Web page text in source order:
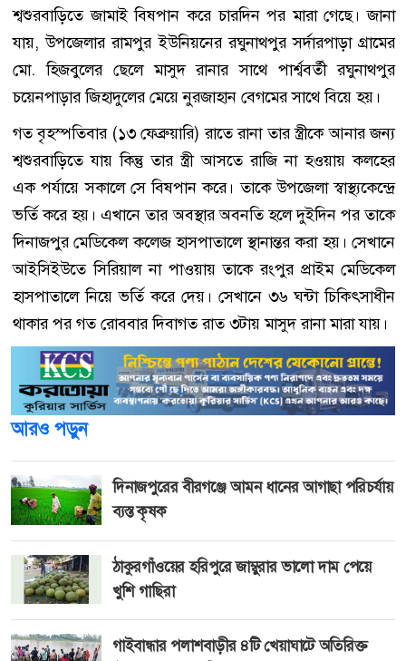
শ্বশুরবাড়িতে জামাই বিষপান করে চারদিন পর মারা গেছে। জানা
যায়, উপজেলার রামপুর ইউনিয়নের রঘুনাথপুর সর্দারপাড়া গ্রামের
মো. হিজবুলের ছেলে মাসুদ রানার সাথে পার্শ্ববর্তী রঘুনাথপুর
চয়েনপাড়ার জিহাদুলের মেয়ে নুরজাহান বেগমের সাথে বিয়ে হয়।
গত বৃহস্পতিবার (১৩ ফেব্রুয়ারি) রাতে রানা তার স্ত্রীকে আনার জন্য
শ্বশুরবাড়িতে যায় কিন্তু তার স্ত্রী আসতে রাজি না হওয়ায় কলহের
এক পর্যায়ে সকালে সে বিষপান করে। তাকে উপজেলা স্বাস্থ্যকেন্দ্রে
ভর্তি করে হয়। এখানে তার অবস্থার অবনতি হলে দুইদিন পর তাকে
দিনাজপুর মেডিকেল কলেজ হাসপাতালে স্থানান্তর করা হয়। সেখানে
আইসিইউতে সিরিয়াল না পাওয়ায় তাকে রংপুর প্রাইম মেডিকেল
হাসপাতালে নিয়ে ভর্তি করে দেয়। সেখানে ৩৬ ঘন্টা চিকিৎসাধীন
থাকার পর গত রোববার দিবাগত রাত ৩টায় মাসুদ রানা মারা যায়।
আরও পড়ুন
দিনাজপুরের বীরগঞ্জে আমন ধানের আগাছা পরিচর্যায়
ব্যস্ত কৃষক
ঠাকুরগাঁওয়ের হরিপুরে জাম্বুরার ভালো দাম পেয়ে
খুশি গাছিরা
গাইবান্ধার পলাশবাড়ীর ৪টি খেয়াঘাটে অতিরিক্ত